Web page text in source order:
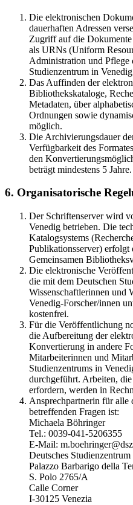
Die elektronischen
dauerhaften Adressen
Zugriff auf die
als URNs (Uniform
Administration und
Studienzentrum in
Das Auffinden der
Bibliothekskataloge,
Metadaten, über
Ordnungen sowie
möglich.
Die Archivierungsdauer
Verfügbarkeit des
den
beträgt mindestens 5 Jahre.
6. Organisatorische
Der Schriftenserver wird
Venedig betrieben. Die
Katalogsystems
Publikationsserver) erfolgt
Gemeinsamen
Die elektronische
die mit dem Deutschen
Wissenschaftlerinnen und
Venedig-Forscher/innen
kostenfrei.
Für die Veröffentlichung
die Aufbereitung der
Konvertierung in andere
Mitarbeiterinnen und
Studienzentrums in
durchgeführt. Arbeiten,
erfordern, werden in
Ansprechpartnerin für alle
betreffenden Fragen ist:
Michaela Böhringer
Tel.: 0039-041-5206355
E-Mail:
Deutsches
Palazzo Barbarigo della
S. Polo 2765/A
Calle Corner
I-30125 Venezia